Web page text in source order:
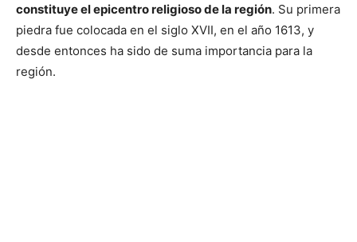
constituye el epicentro religioso de la región. Su primera
piedra fue colocada en el siglo XVII, en el año 1613, y
desde entonces ha sido de suma importancia para la
región.